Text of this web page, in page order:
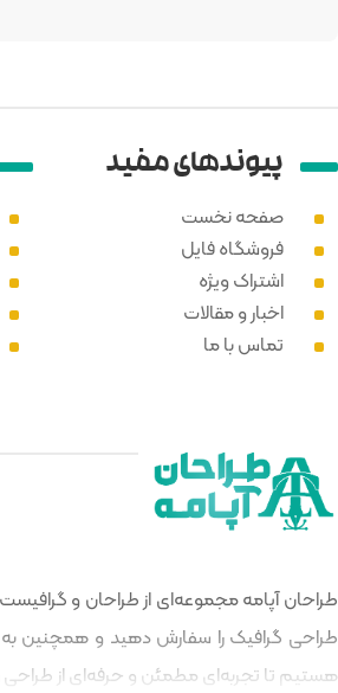
پیوند‌های مفید
صفحه نخست
فروشگاه فایل
اشتراک ویژه
اخبار و مقالات
تماس با ما
طراحان آپامه مجموعه‌ای از طراحان و
طراحی گرافیک را سفارش دهید و همچنین به
هستیم تا تجربه‌ای مطمئن و حرفه‌ای از طراحی